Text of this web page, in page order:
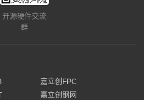
开源硬件交流
群
嘉立创FPC
嘉立创钢网